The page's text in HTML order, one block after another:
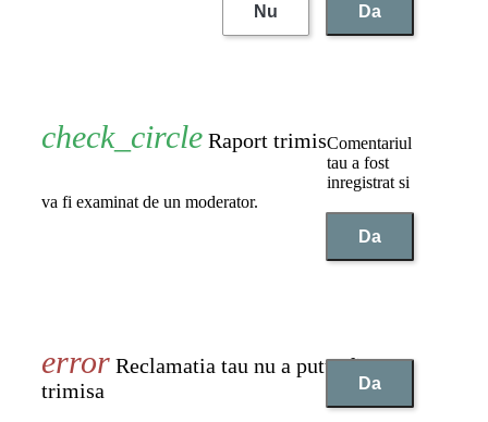
Nu
Da
Raport trimisComentariul
tau a fost
inregistrat si
va fi examinat de un moderator.
Da
Reclamatia tau nu a putut fi
trimisa
Da